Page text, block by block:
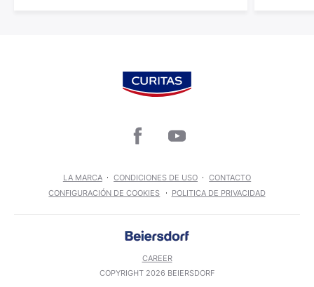
LA MARCA CONDICIONES DE USO
CONTACTO
CONFIGURACIÓN DE COOKIES
POLITICA DE PRIVACIDAD
CAREER
COPYRIGHT 2026 BEIERSDORF